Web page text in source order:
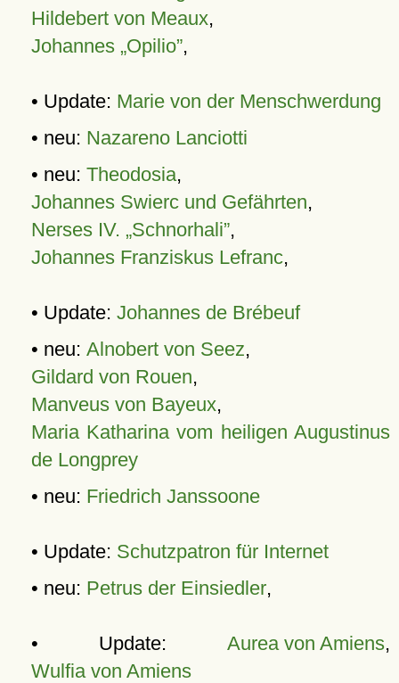
Hildebert von Meaux,
Johannes „Opilio”,
• Update: Marie von der Menschwerdung
• neu: Nazareno Lanciotti
• neu: Theodosia,
Johannes Swierc und Gefährten,
Nerses IV. „Schnorhali”,
Johannes Franziskus Lefranc,
• Update: Johannes de Brébeuf
• neu: Alnobert von Seez,
Gildard von Rouen,
Manveus von Bayeux,
Maria Katharina vom heiligen Augustinus
de Longprey
• neu: Friedrich Janssoone
• Update: Schutzpatron für Internet
• neu: Petrus der Einsiedler,
• Update: Aurea von Amiens,
Wulfia von Amiens